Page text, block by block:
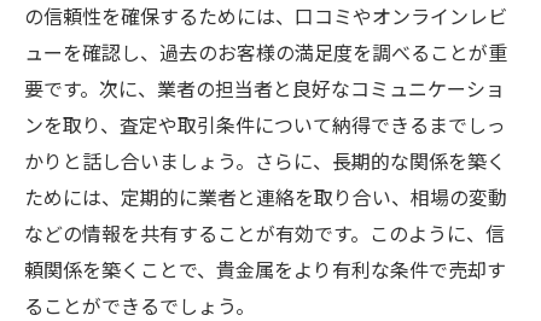
貴金属のアート作品としての新たな価値
地元コミュニティとの連携による価値向上
貴金属を有利に活用するための地域特有の知識
を学ぼう
大府市における歴史的な貴金属の取引記録
地域の文化が貴金属に与える影響
地元の伝統工芸品との融合
地元のプロモーションイベントへの参加
の信頼性を確保するためには、口コミやオンラインレビ
ューを確認し、過去のお客様の満足度を調べることが重
要です。次に、業者の担当者と良好なコミュニケーショ
ンを取り、査定や取引条件について納得できるまでしっ
かりと話し合いましょう。さらに、長期的な関係を築く
ためには、定期的に業者と連絡を取り合い、相場の変動
などの情報を共有することが有効です。このように、信
頼関係を築くことで、貴金属をより有利な条件で売却す
ることができるでしょう。